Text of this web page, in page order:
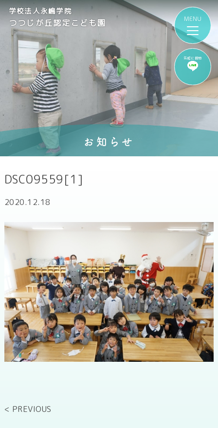
気軽に質問
学校法人永嶋学院
つつじが丘認定こども園
お知らせ
DSC09559[1]
2020.12.18
< PREVIOUS